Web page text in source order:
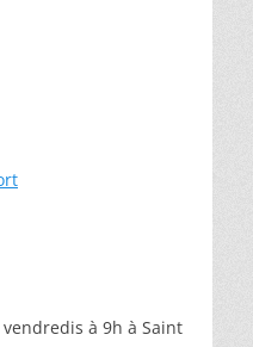
à 9h à Saint